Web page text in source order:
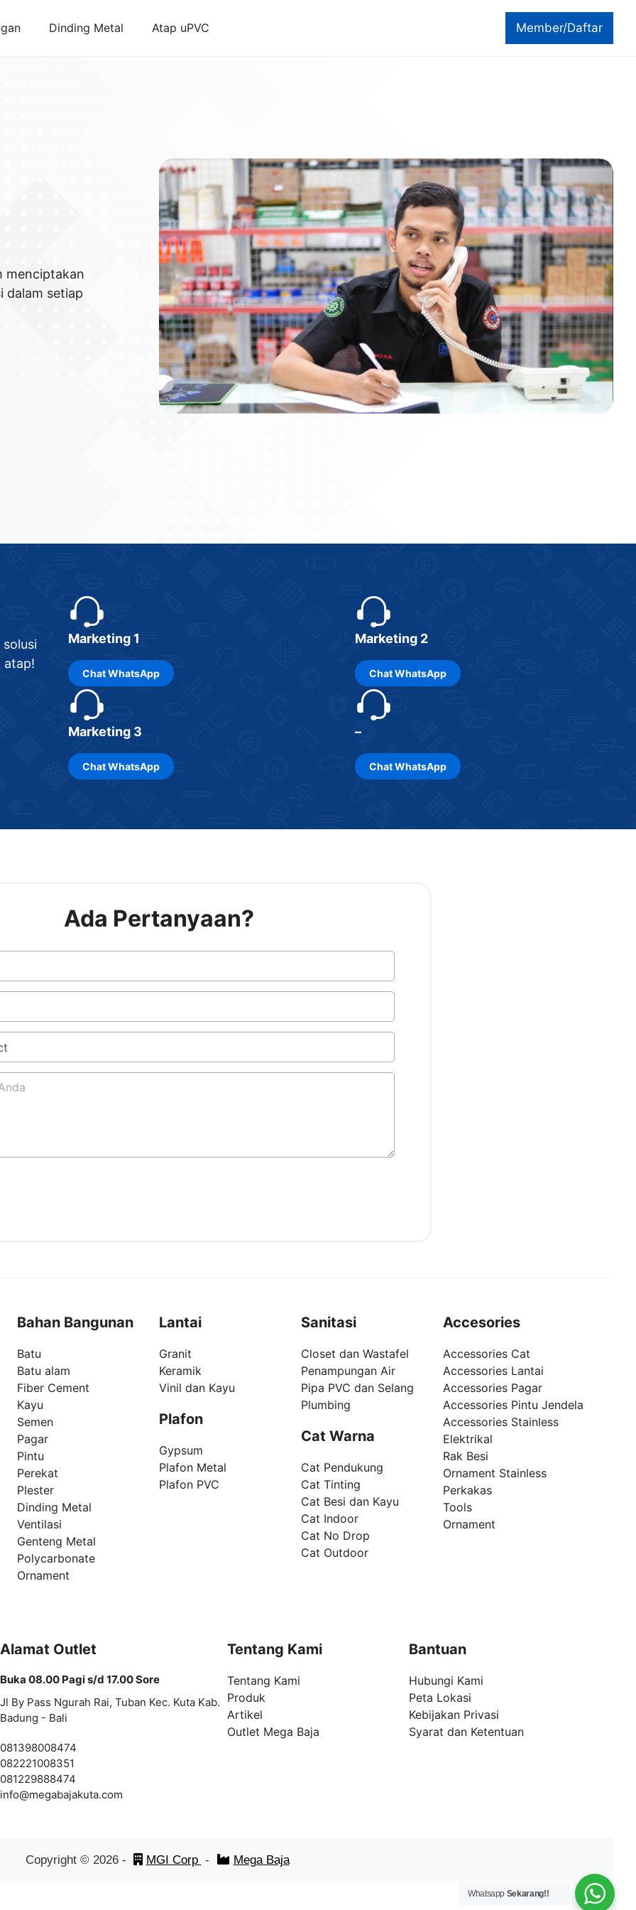
Member/Daftar
Dinding Metal Atap uPVC
menciptakan
dalam setiap
atap!
Marketing 1
ChatWhatsApp
Marketing 2
ChatWhatsApp
Marketing 3
ChatWhatsApp
–
ChatWhatsApp
Ada Pertanyaan?
Bahan Bangunan
Batu
Batu alam
Fiber Cement
Kayu
Semen
Pagar
Pintu
Perekat
Plester
Dinding Metal
Ventilasi
Genteng Metal
Polycarbonate
Ornament
Lantai
Granit
Keramik
Vinil dan Kayu
Plafon
Gypsum
Plafon Metal
Plafon PVC
Sanitasi
Closet dan Wastafel
Penampungan Air
Pipa PVC dan Selang
Plumbing
Cat Warna
Cat Pendukung
Cat Tinting
Cat Besi dan Kayu
Cat Indoor
Cat No Drop
Cat Outdoor
Accesories
Accessories Cat
Accessories Lantai
Accessories Pagar
Accessories Pintu Jendela
Accessories Stainless
Elektrikal
Rak Besi
Ornament Stainless
Perkakas
Tools
Ornament
Alamat Outlet
Buka 08.00 Pagi s/d 17.00 Sore
Jl By Pass Ngurah Rai, Tuban Kec. Kuta Kab.
Badung - Bali
081398008474
082221008351
081229888474
info@megabajakuta.com
Tentang Kami
Tentang Kami
Produk
Artikel
Outlet Mega Baja
Bantuan
Hubungi Kami
Peta Lokasi
Kebijakan Privasi
Syarat dan Ketentuan
Copyright © 2026- MGI Corp - Mega Baja
Whatsapp Sekarang!!